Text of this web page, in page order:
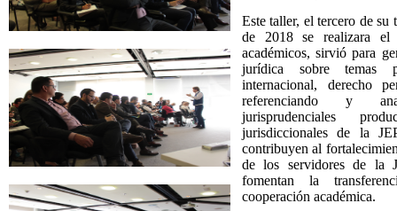
Este taller, el tercero de
de 2018 se realizara el
académicos, sirvió para
jurídica sobre temas
internacional, derecho
referenciando y
jurisprudenciales
jurisdiccionales de la
contribuyen al
de los servidores de la
fomentan la
cooperación académica.